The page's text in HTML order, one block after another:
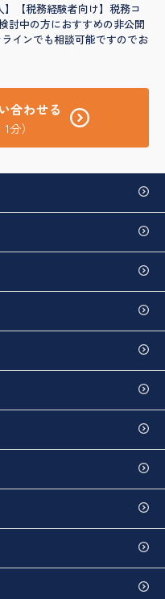
【税務経験者向け】税務コ
討中の方におすすめの非公開
インでも相談可能ですのでお
合わせる
分）